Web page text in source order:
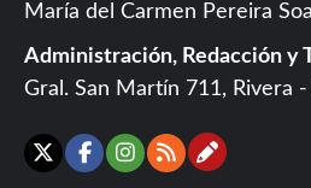
María del Carmen Pereira
Administración, Redacción y
Gral. San Martín 711, Rivera
X Facebook
Instagram
RSS